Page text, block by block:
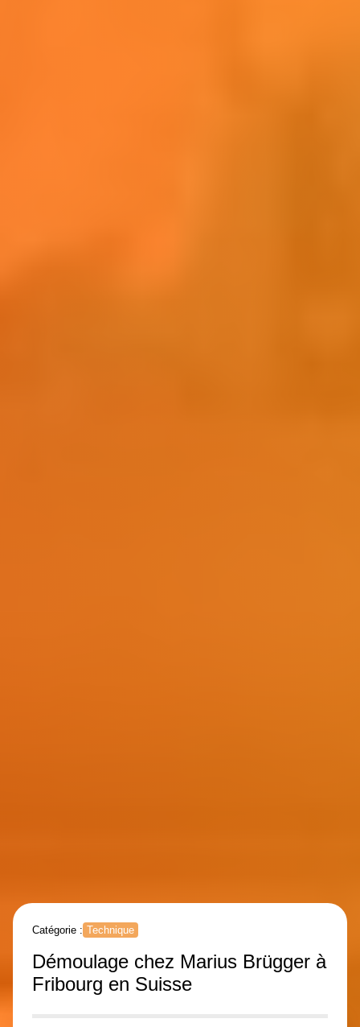
Catégorie : Technique
Démoulage chez Marius Brügger à
Fribourg en Suisse